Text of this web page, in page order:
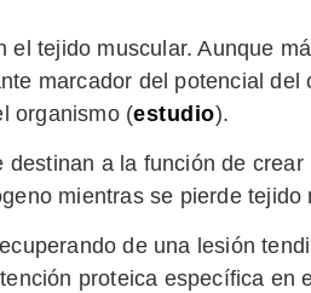
tejido muscular. Aunque
marcador del potencial del
organismo (estudio).
a la función de crear
mientras se pierde tejido
de una lesión
proteica específica en